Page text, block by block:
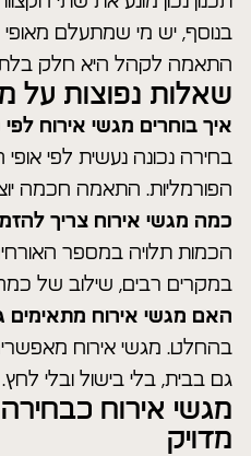
בנוסף, יש מי שמתעלם מאופי
התאמה לקהל היא חלק
שאלות נפוצות על
איך בוחרים מגשי אירוח לפי
בחירה נכונה נעשית לפי
הפורמליות. התאמה חכמה
כמה מגשי אירוח צריך
הכמות תלויה במספר
במקרים רבים, שילוב של כמה
האם מגשי אירוח מתאימים
בהחלט. מגשי אירוח
גם בבית, בלי בישול ובלי לחץ.
מגשי אירוח
מדויק